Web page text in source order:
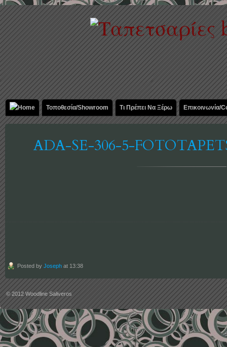
Τοποθεσία/Showroom Τι Πρέπει Να Ξέρω Επικοινωνία/
ADA-SE-306-5-
Posted by Joseph at 13:38
© 2012Woodline Saliveros